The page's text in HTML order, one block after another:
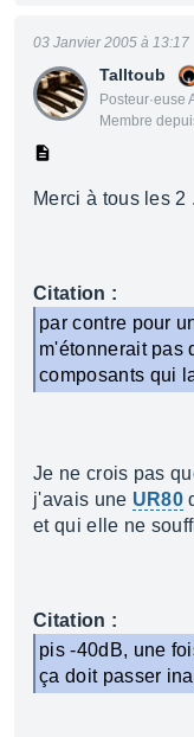
Talltoub
Posteur·euse
Membre
03 Janvier 2005 à 13:17
Merci à tous les 2 .
Citation :
par contre pour
m'étonnerait pas
composants qui
Je ne crois pas
j'avais une UR80
et qui elle ne
Citation :
pis -40dB, une
ça doit passer